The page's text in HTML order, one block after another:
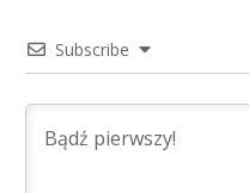
Subscribe